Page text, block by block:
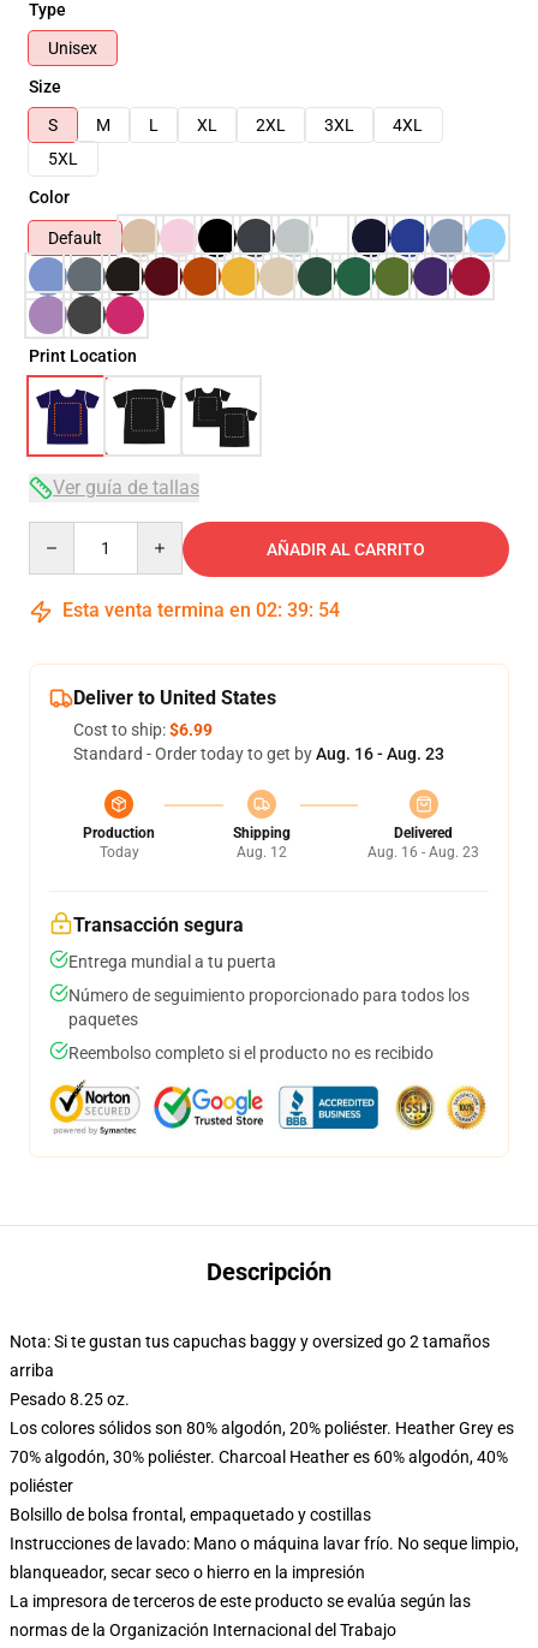
Type
Unisex
Size
S
M L XL 2XL 3XL
4XL
5XL
Color
Default
Print Location
Ver guía de tallas
AÑADIR AL CARRITO
Esta venta termina en 02: 39: 54
Deliver to United States
Cost to ship:$6.99
Standard - Order today to get byAug. 16 - Aug. 23
Production
Today
Shipping
Aug. 12
Delivered
Aug. 16 - Aug. 23
Transacción segura
Entrega mundial a tu puerta
Número de seguimiento proporcionado para todos los
paquetes
Reembolso completo si el producto no es recibido
Descripción
Nota: Si te gustan tus capuchas baggy y oversized go 2 tamaños
arriba
Pesado 8.25 oz.
Los colores sólidos son 80% algodón, 20% poliéster. Heather Grey es
70% algodón, 30% poliéster. Charcoal Heather es 60% algodón, 40%
poliéster
Bolsillo de bolsa frontal, empaquetado y costillas
Instrucciones de lavado: Mano o máquina lavar frío. No seque limpio,
blanqueador, secar seco o hierro en la impresión
La impresora de terceros de este producto se evalúa según las
normas de la Organización Internacional del Trabajo